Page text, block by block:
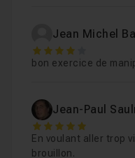
Jean Michel
4
bon exercice de
Jean-Paul
5
En voulant aller trop
brouillon.